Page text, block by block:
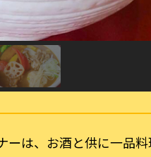
ーは、お酒と供に一品